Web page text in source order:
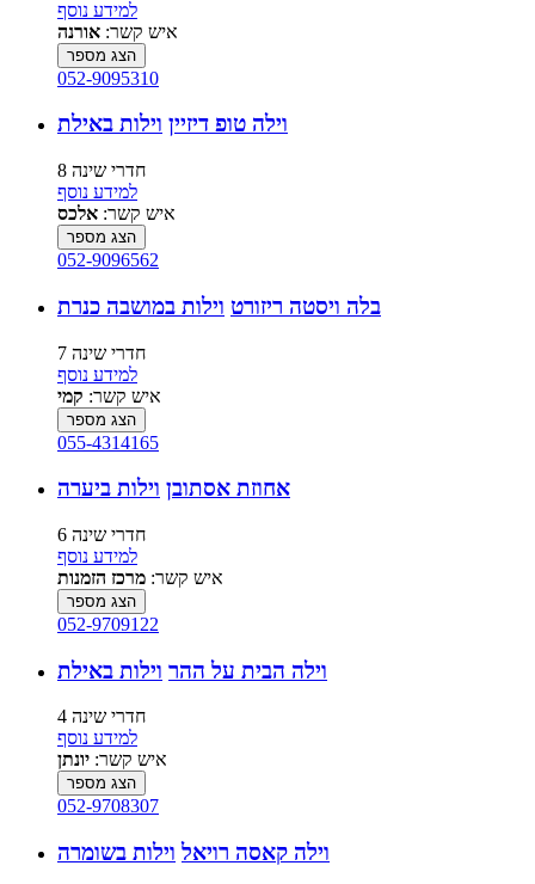
למידע נוסף
איש קשר: אורנה
הצג מספר
052-9095310
וילה טופ דיזיין וילות באילת
8 חדרי שינה
למידע נוסף
איש קשר: אלכס
הצג מספר
052-9096562
בלה ויסטה ריזורט וילות במושבה כנרת
7 חדרי שינה
למידע נוסף
איש קשר: קמי
הצג מספר
055-4314165
אחוזת אסתובן וילות ביערה
6 חדרי שינה
למידע נוסף
איש קשר: מרכז הזמנות
הצג מספר
052-9709122
וילה הבית על ההר וילות באילת
4 חדרי שינה
למידע נוסף
איש קשר: יונתן
הצג מספר
052-9708307
וילה קאסה רויאל וילות בשומרה